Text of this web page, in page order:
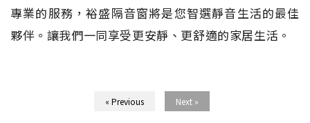
專業的服務，裕盛隔音窗將是您智選靜音生活的最佳
夥伴。讓我們一同享受更安靜、更舒適的家居生活。
« Previous Next »